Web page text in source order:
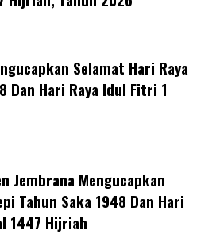
Selamat Hari Raya
Dan Hari Raya Idul Fitri 1
Jembrana Mengucapkan
Tahun Saka 1948 Dan Hari
1447 Hijriah